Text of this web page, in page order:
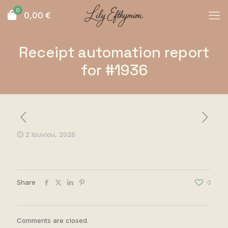
0 0,00 €
Receipt automation report
for #1936
2 Ιουνίου, 2026
Share 0
Comments are closed.